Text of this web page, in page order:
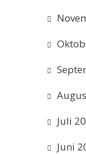
Juli
Juni